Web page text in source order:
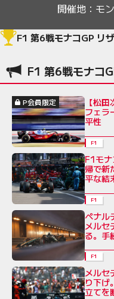
開催地： モ
F1 第6戦モナコGP リ
F1 第6戦モナコ
P会員限定
【松
フェラ
平性
F1
F1モ
帰で新
平な結
F1
ペナル
メルセ
る。手
F1
メルセ
り下げ
立てを